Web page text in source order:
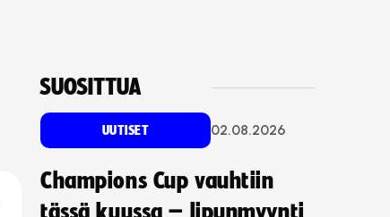
SUOSITTUA
UUTISET 02.08.2026
Champions Cup vauhtiin